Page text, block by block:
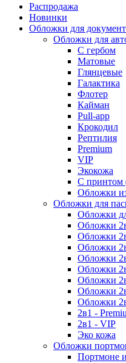
Распродажа
Новинки
Обложки для
Обложки для
С гербом
Матовые
Глянцевые
Галактика
Флотер
Кайман
Pull-app
Крокодил
Рептилия
Premium
VIP
Экокожа
С принтом
Обложки
Обложки для
Обложки
Обложки
Обложки
Обложки
Обложки
Обложки
Обложки
Обложки
Обложки
2в1 -
2в1 - VIP
Эко кожа
Обложки
Портмоне